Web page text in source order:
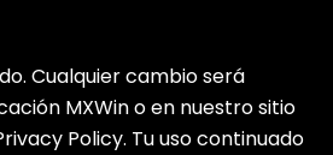
Cualquier cambio será
MXWin o en nuestro sitio
Policy. Tu uso continuado